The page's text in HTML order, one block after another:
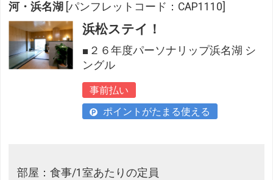
河・浜名湖 [パンフレットコード：CAP1110]
浜松ステイ！
■２６年度パーソナリップ浜名湖 シ
ングル
事前払い
ポイントがたまる使える
部屋：食事/1室あたりの定員